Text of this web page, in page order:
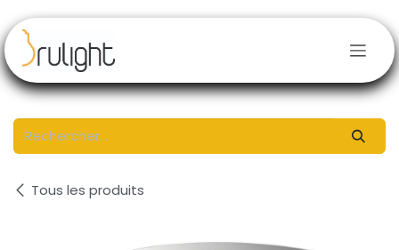
Tous les produits